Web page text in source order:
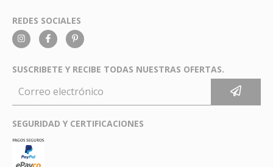
REDES SOCIALES
SUSCRIBETE Y RECIBE TODAS NUESTRAS OFERTAS.
SEGURIDAD Y CERTIFICACIONES